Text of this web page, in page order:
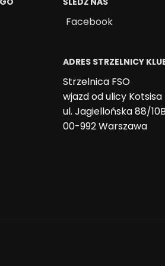
Facebook
ADRES STRZELNICY
Strzelnica FSO
wjazd od ulicy Kotsisa
ul. Jagiellońska 88/10B
00-992 Warszawa